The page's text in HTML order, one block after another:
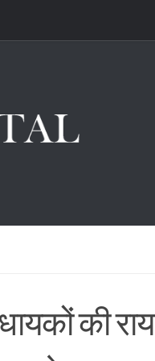
की राय